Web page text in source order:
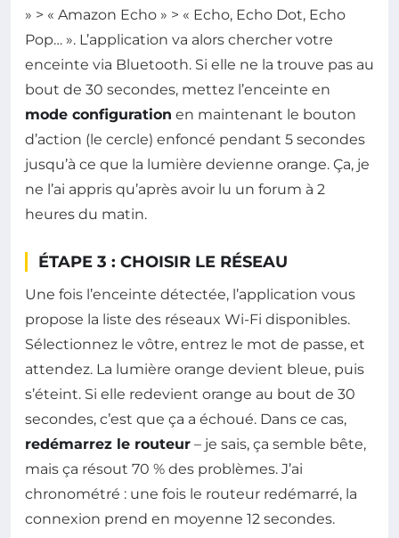
» > « Amazon Echo » > « Echo, Echo Dot, Echo
Pop… ». L’application va alors chercher votre
enceinte via Bluetooth. Si elle ne la trouve pas au
bout de 30 secondes, mettez l’enceinte en
mode configuration en maintenant le bouton
d’action (le cercle) enfoncé pendant 5 secondes
jusqu’à ce que la lumière devienne orange. Ça, je
ne l’ai appris qu’après avoir lu un forum à 2
heures du matin.
ÉTAPE 3 : CHOISIR LE RÉSEAU
Une fois l’enceinte détectée, l’application vous
propose la liste des réseaux Wi-Fi disponibles.
Sélectionnez le vôtre, entrez le mot de passe, et
attendez. La lumière orange devient bleue, puis
s’éteint. Si elle redevient orange au bout de 30
secondes, c’est que ça a échoué. Dans ce cas,
redémarrez le routeur – je sais, ça semble bête,
mais ça résout 70 % des problèmes. J’ai
chronométré : une fois le routeur redémarré, la
connexion prend en moyenne 12 secondes.